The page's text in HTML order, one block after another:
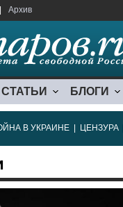
Архив
СТАТЬИ БЛОГИ
В УКРАИНЕ ЦЕНЗУРА